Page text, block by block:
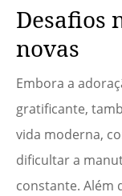
Desafios
novas
Embora a
gratificante,
vida moderna,
dificultar a
constante. Além